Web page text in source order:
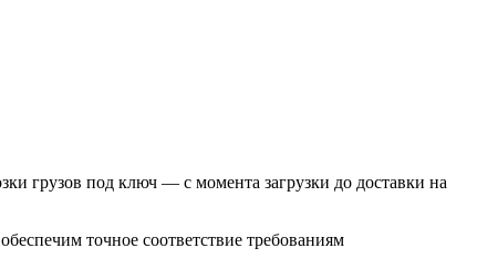
грузов под ключ — с момента загрузки до доставки на
точное соответствие требованиям